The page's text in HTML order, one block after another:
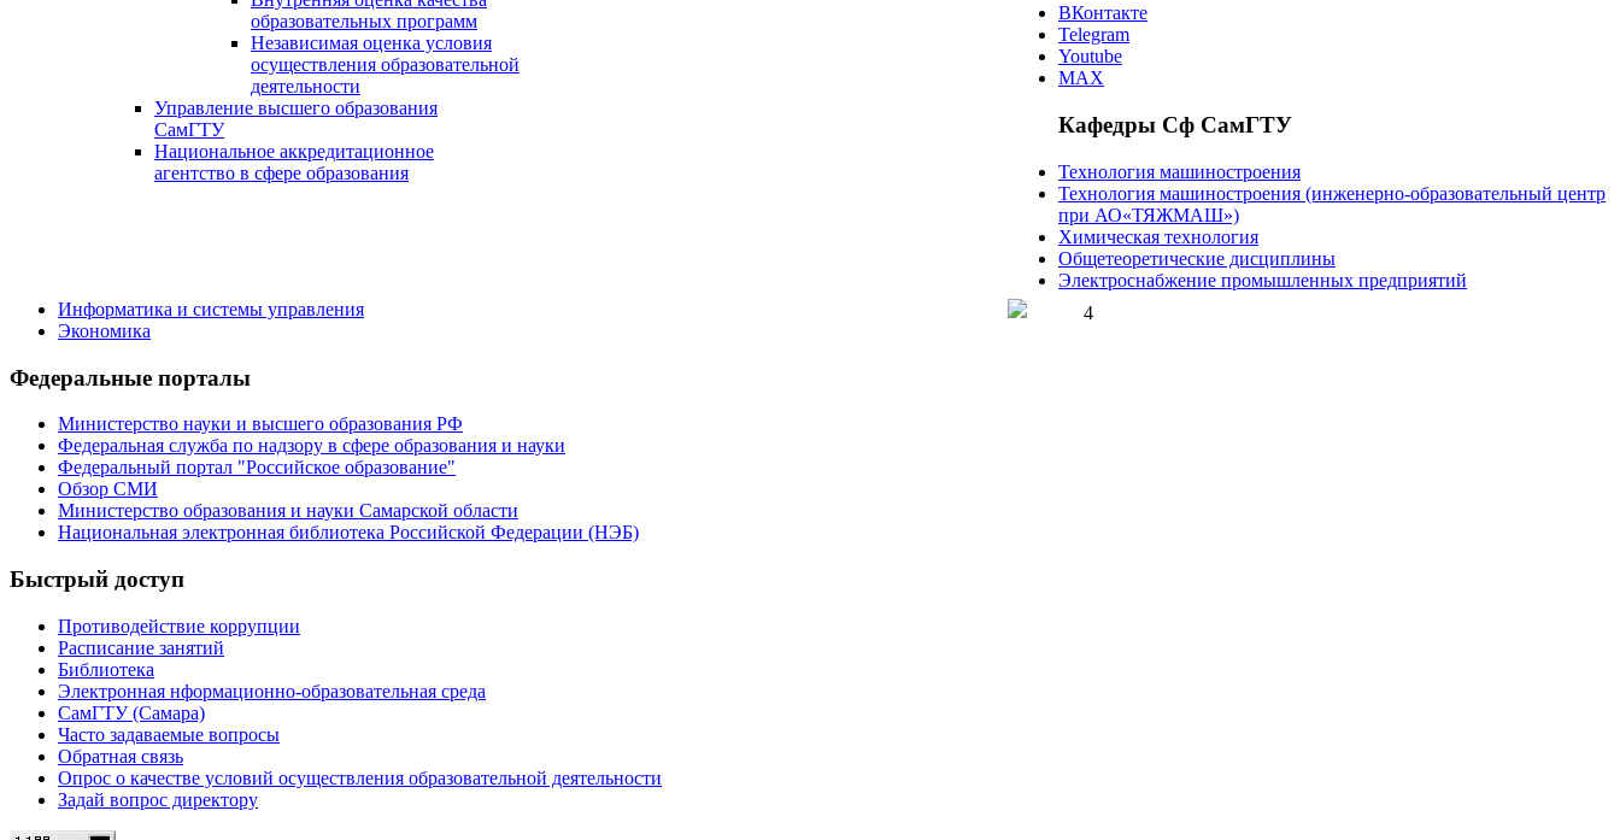
образовательных программ
Независимая оценка условия
осуществления образовательной
деятельности
Управление высшего образования
СамГТУ
Национальное аккредитационное
агентство в сфере образования
ВКонтакте
Telegram
Youtube
MAX
Кафедры Сф СамГТУ
Технология машиностроения
Технология машиностроения (инженерно-образовательный центр
при АО«ТЯЖМАШ»)
Химическая технология
Общетеоретические дисциплины
Электроснабжение промышленных предприятий
Информатика и системы управления
Экономика
Федеральные порталы
Министерство науки и высшего образования РФ
Федеральная служба по надзору в сфере образования и науки
Федеральный портал "Российское образование"
Обзор СМИ
Министерство образования и науки Самарской области
Национальная электронная библиотека Российской Федерации (НЭБ)
Быстрый доступ
Противодействие коррупции
Расписание занятий
Библиотека
Электронная нформационно-образовательная среда
СамГТУ (Самара)
Часто задаваемые вопросы
Обратная связь
Опрос о качестве условий осуществления образовательной деятельности
Задай вопрос директору